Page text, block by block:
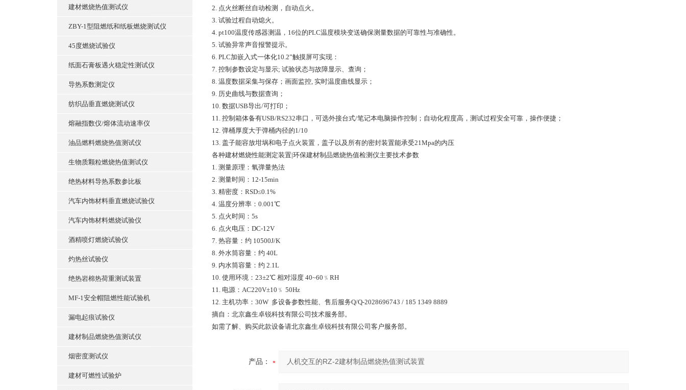
建材燃烧热值测试仪
ZBY-1型阻燃纸和纸板燃烧测试仪
45度燃烧试验仪
纸面石膏板遇火稳定性测试仪
导热系数测定仪
纺织品垂直燃烧测试仪
熔融指数仪/熔体流动速率仪
油品燃料燃烧热值测试仪
生物质颗粒燃烧热值测试仪
绝热材料导热系数参比板
汽车内饰材料垂直燃烧试验仪
汽车内饰材料燃烧试验仪
酒精喷灯燃烧试验仪
灼热丝试验仪
绝热岩棉热荷重测试装置
MF-1安全帽阻燃性能试验机
漏电起痕试验仪
建材制品燃烧热值测试仪
烟密度测试仪
建材可燃性试验炉
2. 点火丝断丝自动检测，自动点火。
3. 试验过程自动熄火。
4. pt100温度传感器测温，16位的PLC温度模块变送确保测量数据的可靠性与准确性。
5. 试验异常声音报警提示。
6. PLC加嵌入式一体化10.2”触摸屏可实现：
7. 控制参数设定与显示; 试验状态与故障显示、查询；
8. 温度数据采集与保存；画面监控, 实时温度曲线显示；
9. 历史曲线与数据查询；
10. 数据USB导出/可打印；
11. 控制箱体备有USB/RS232串口，可选外接台式/笔记本电脑操作控制；自动化程度高，测试过程安全可靠，操作便捷；
12. 弹桶厚度大于弹桶内径的1/10
13. 盖子能容放坩埚和电子点火装置，盖子以及所有的密封装置能承受21Mpa的内压
各种建材燃烧性能测定装置|环保建材制品燃烧热值检测仪主要技术参数
1. 测量原理：氧弹量热法
2. 测量时间：12-15min
3. 精密度：RSD≤0.1%
4. 温度分辨率：0.001℃
5. 点火时间：5s
6. 点火电压：DC-12V
7. 热容量：约 10500J/K
8. 外水筒容量：约 40L
9. 内水筒容量：约 2.1L
10. 使用环境：23±2℃ 相对湿度 40~60﹪RH
11. 电源：AC220V±10﹪ 50Hz
12. 主机功率：30W 多设备参数性能、售后服务Q/Q-2028696743 / 185 1349 8889
摘自：北京鑫生卓锐科技有限公司技术服务部。
如需了解、购买此款设备请北京鑫生卓锐科技有限公司客户服务部。
产品：